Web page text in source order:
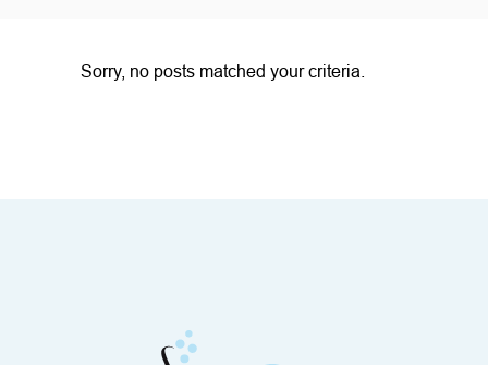
Sorry, no posts matched your criteria.